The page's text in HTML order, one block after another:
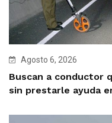
Agosto 6, 2026
Buscan a conductor
sin prestarle ayuda